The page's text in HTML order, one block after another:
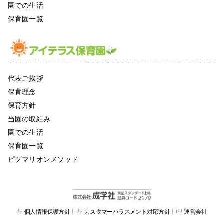
園での生活
保育園一覧
代表ご挨拶
保育理念
保育方針
当園の取組み
園での生活
保育園一覧
ピグマリオンメソッド
個人情報保護方針 カスタマーハラスメント対応方針 運営会社